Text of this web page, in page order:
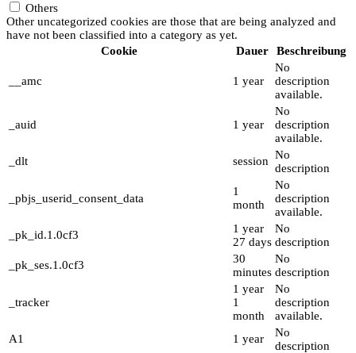
Others
Other uncategorized cookies are those that are being analyzed and
have not been classified into a category as yet.
Cookie
Dauer Beschreibung
__amc 1 year
No
description
available.
_auid 1 year
No
description
available.
_dlt
session No
description
_pbjs_userid_consent_data
1
month
No
description
available.
_pk_id.1.0cf3
1 year
27 days
No
description
_pk_ses.1.0cf3
30
minutes
No
description
_tracker
1 year
1
month
No
description
available.
A1
1 year
No
description